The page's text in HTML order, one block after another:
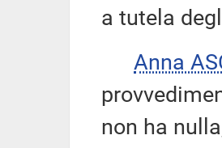
a tutela
Anna
non ha